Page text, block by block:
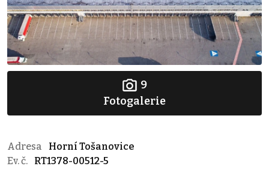
9
Fotogalerie
Adresa
Horní Tošanovice
Ev. č.
RT1378-00512-5